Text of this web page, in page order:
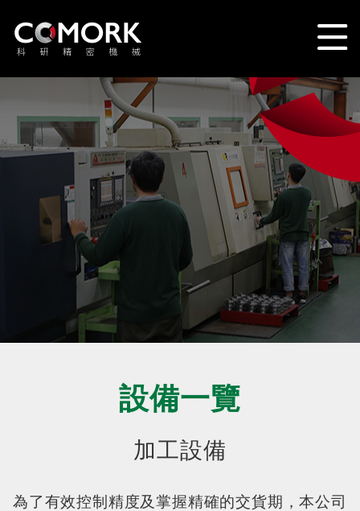
設備一覽
加工設備
為了有效控制精度及掌握精確的交貨期，本公司